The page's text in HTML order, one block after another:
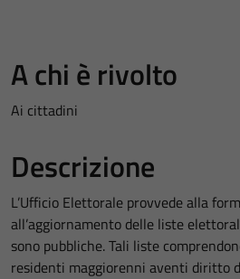
A chi è rivolto
Ai cittadini
Descrizione
L’Ufficio Elettorale provvede alla
all’aggiornamento delle liste
sono pubbliche. Tali liste
residenti maggiorenni aventi diritto